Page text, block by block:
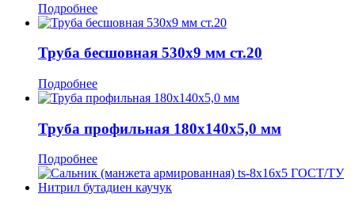
Подробнее
Труба бесшовная 530x9 мм ст.20
Подробнее
Труба профильная 180x140x5,0 мм
Подробнее